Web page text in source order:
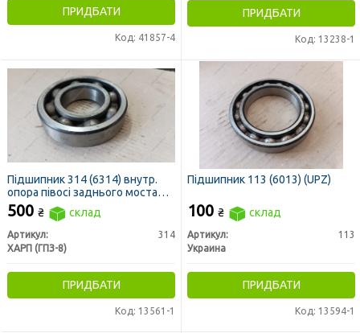
ПРИДБАТИ
Код: 41857-4
ПРИДБАТИ
Код: 13238-1
Підшипник 314 (6314) внутр.
опора півосі заднього моста
МТЗ
500 ₴ склад
Артикул:
314
ХАРП (ГПЗ-8)
ПРИДБАТИ
Код: 13561-1
Підшипник 113 (6013) (UPZ)
100 ₴ склад
Артикул:
113
Украина
ПРИДБАТИ
Код: 13594-1